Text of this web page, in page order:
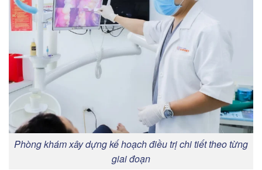
Phòng khám xây dựng kế hoạch điều trị chi tiết theo từng
giai đoạn